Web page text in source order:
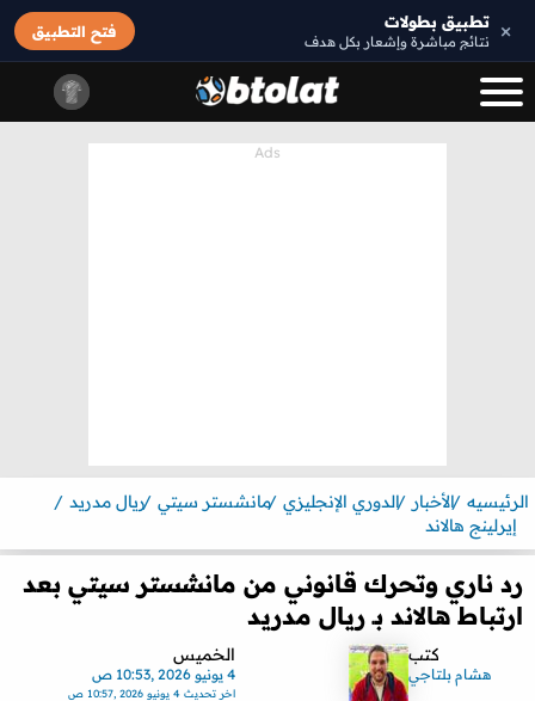
× تطبيق بطولات
نتائج مباشرة وإشعار بكل هدف
فتح التطبيق
الرئيسيه الأخبار الدوري الإنجليزي مانشستر سيتي ريال مدريد
إيرلينج هالاند
رد ناري وتحرك قانوني من مانشستر سيتي بعد
ارتباط هالاند بـ ريال مدريد
كتب
هشام بلتاجي
الخميس
4 يونيو 2026 ,10:53 ص
اخر تحديث4 يونيو 2026 ,10:57 ص